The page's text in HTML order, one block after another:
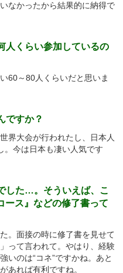
なかったから結果的に納得で
人くらい参加しているの
60～80人くらいだと思いま
ですか？
界大会が行われたし、日本人
。今は日本も凄い人気です
した…。そういえば、こ
ース』などの修了書って
。面接の時に修了書を見せて
って言われて。やはり、経験
いのは“コネ”ですかね。あと
あれば有利ですね。